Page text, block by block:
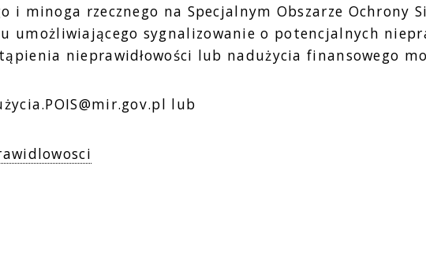
i minoga rzecznego na Specjalnym Obszarze Ochrony
umożliwiającego sygnalizowanie o potencjalnych
nieprawidłowości lub nadużycia finansowego
lub